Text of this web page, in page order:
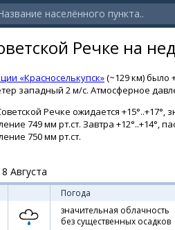
Речке на
«Красноселькупск»(~129 км) было
западный 2 м/с. Атмосферное
Речке ожидается
749 мм рт.ст. Завтра
750 мм рт.ст.
Августа
Погода
значительная облачность
без существенных осадков